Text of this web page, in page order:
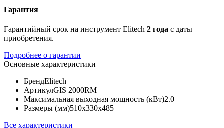
Гарантия
Гарантийный срок на инструмент Elitech 2 года с даты
приобретения.
Подробнее о гарантии
Основные характеристики
БрендElitech
АртикулGIS 2000RМ
Максимальная выходная мощность (кВт)2.0
Размеры (мм)510х330х485
Все характеристики